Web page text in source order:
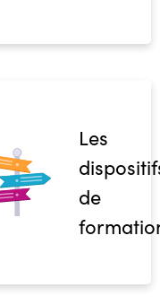
Les
de